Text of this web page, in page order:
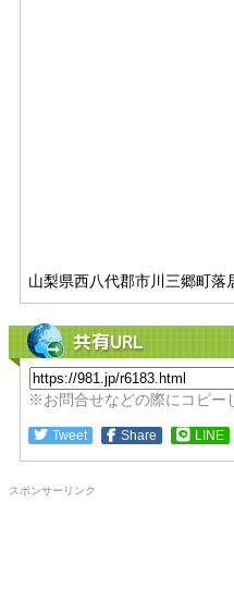
山梨県西八代郡市川三郷町落
共有URL
※お問合せなどの際にコピー
Tweet Share LINE
スポンサーリンク